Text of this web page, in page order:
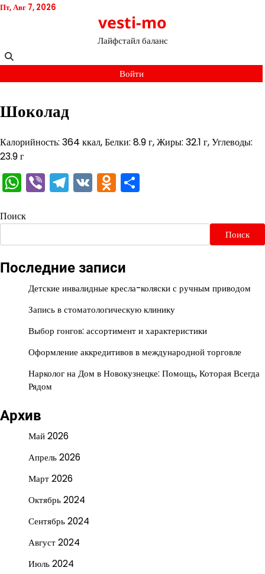
Перейти
Пт, Авг 7, 2026
vesti-mo
Лайфстайл баланс
Войти
Шоколад
Калорийность: 364 ккал, Белки: 8.9 г, Жиры: 32.1 г, Углеводы:
23.9 г
WhatsApp
ViberTelegram
VKOdnoklassniki
Поиск
Поиск
Последние записи
Детские инвалидные кресла-коляски с ручным приводом
Запись в стоматологическую клинику
Выбор гонгов: ассортимент и характеристики
Оформление аккредитивов в международной торговле
Нарколог на Дом в Новокузнецке: Помощь, Которая Всегда
Рядом
Архив
Май 2026
Апрель 2026
Март 2026
Октябрь 2024
Сентябрь 2024
Август 2024
Июль 2024